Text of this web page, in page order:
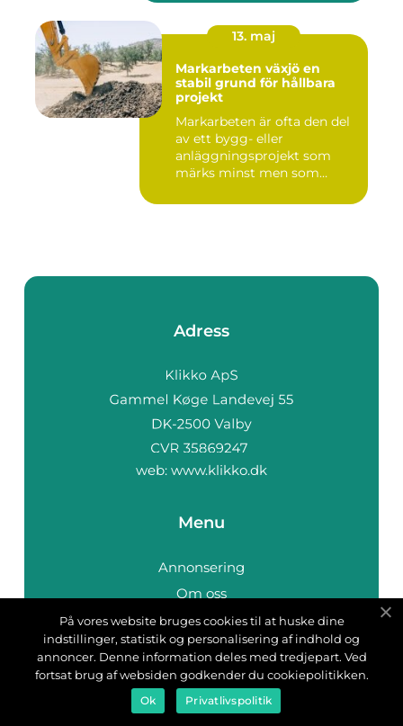
13. maj
Markarbeten växjö en
stabil grund för hållbara
projekt
Markarbeten är ofta den del
av ett bygg- eller
anläggningsprojekt som
märks minst men som
Adress
web: www.klikko.dk
Menu
Annonsering
Om oss
Cookies
Kontakta oss
Sitemap
På vores website bruges cookies til at huske dine
indstillinger, statistik og personalisering af indhold og
annoncer. Denne information deles med tredjepart. Ved
fortsat brug af websiden godkender du cookiepolitikken.
Ok Privatlivspolitik